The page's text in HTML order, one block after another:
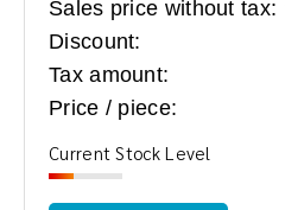
Sales price without tax:
Discount:
Tax amount:
Price / piece:
Current Stock Level